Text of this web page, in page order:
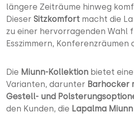
längere Zeiträume hinweg
Dieser Sitzkomfort macht die
zu einer hervorragenden Wahl
Esszimmern, Konferenzräumen
Die Miunn-Kollektion bietet
Varianten, darunter Barhocker
Gestell- und
den Kunden, die Lapalma